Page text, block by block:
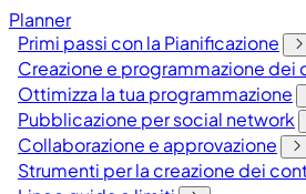
Planner
Primi passi con la Pianificazione
Creazione e programmazione dei
Ottimizza la tua programmazione
Pubblicazione per social network
Collaborazione e approvazione
Strumenti per la creazione dei